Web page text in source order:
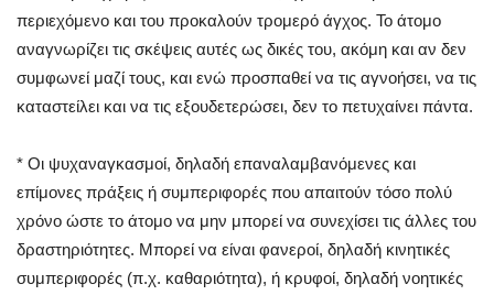
περιεχόμενο και του προκαλούν τρομερό άγχος. Το άτομο
αναγνωρίζει τις σκέψεις αυτές ως δικές του, ακόμη και αν δεν
συμφωνεί μαζί τους, και ενώ προσπαθεί να τις αγνοήσει, να τις
καταστείλει και να τις εξουδετερώσει, δεν το πετυχαίνει πάντα.
* Οι ψυχαναγκασμοί, δηλαδή επαναλαμβανόμενες και
επίμονες πράξεις ή συμπεριφορές που απαιτούν τόσο πολύ
χρόνο ώστε το άτομο να μην μπορεί να συνεχίσει τις άλλες του
δραστηριότητες. Μπορεί να είναι φανεροί, δηλαδή κινητικές
συμπεριφορές (π.χ. καθαριότητα), ή κρυφοί, δηλαδή νοητικές